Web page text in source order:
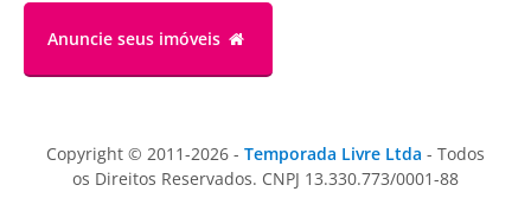
Anuncie seus imóveis
Copyright © 2011-2026 - Temporada Livre Ltda - Todos
os Direitos Reservados. CNPJ 13.330.773/0001-88